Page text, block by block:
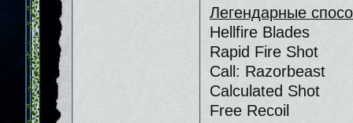
Легендарные
Hellfire Blades
Rapid Fire Shot
Call: Razorbeast
Calculated Shot
Free Recoil